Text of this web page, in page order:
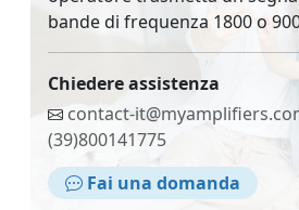
bande di frequenza 1800 o
Chiedere assistenza
contact-
(39)800141775
Fai una domanda